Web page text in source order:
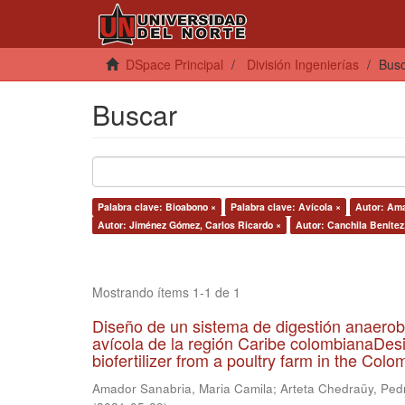
DSpace Principal División Ingenierías
Buscar
Palabra clave: Bioabono × Palabra clave: Avícola × Autor:
Autor: Jiménez Gómez, Carlos Ricardo ×
Autor: Canchila
Mostrando ítems 1-1 de 1
Diseño de un sistema de digestión
avícola de la región Caribe
biofertilizer from a poultry farm in the
Amador Sanabria, Maria Camila; Arteta Chedraüy,